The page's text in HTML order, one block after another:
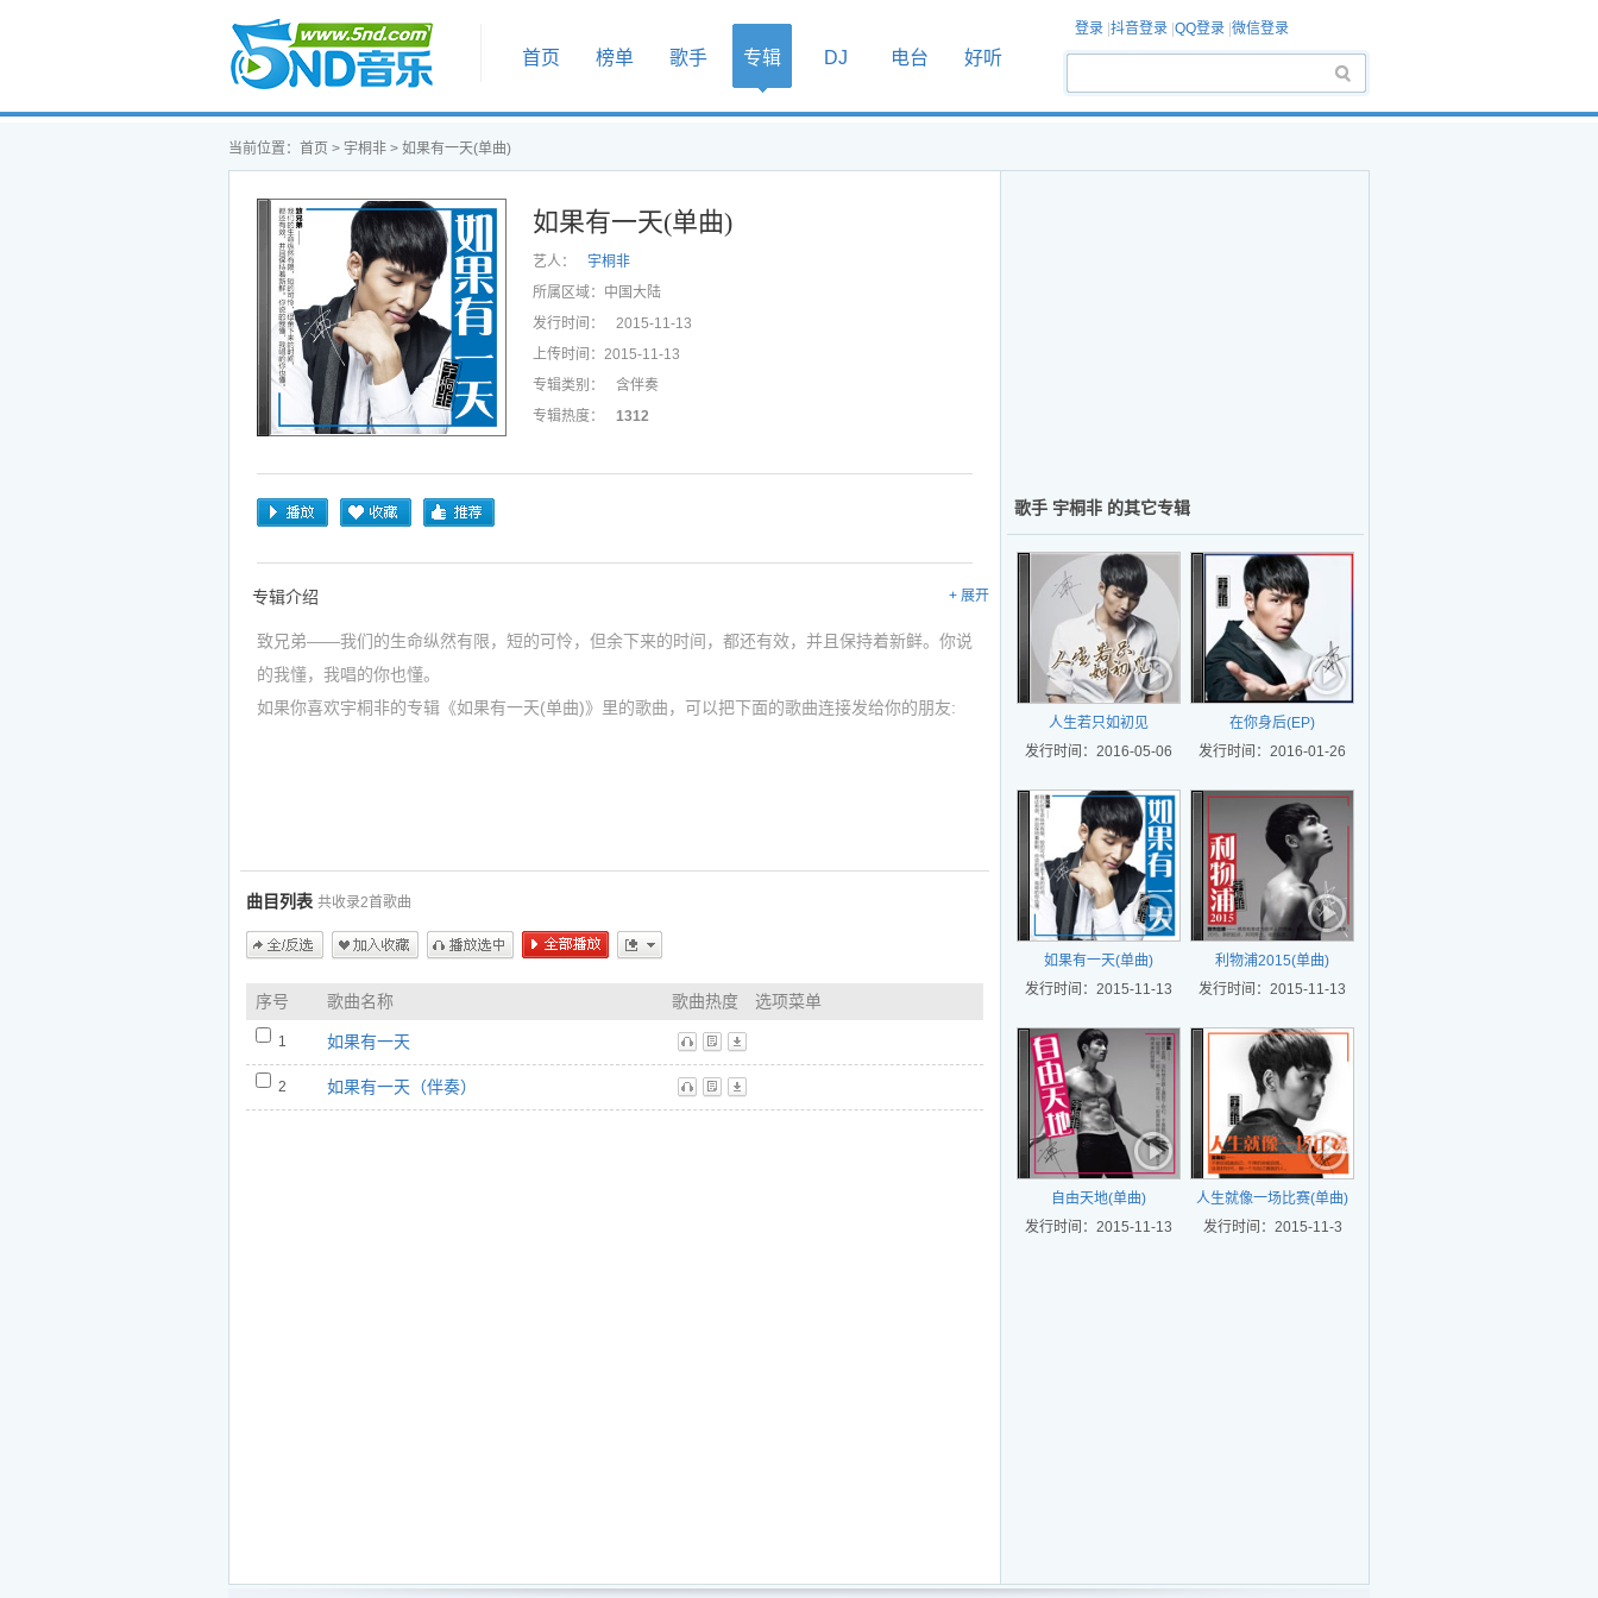
首页
首页 榜单 歌手 专辑 DJ 电台 好听
登录 抖音登录 QQ登录 微信登录
当前位置： 首页 > 宇桐非 > 如果有一天(单曲)
如果有一天(单曲)
艺人：
宇桐非
所属区域： 中国大陆
发行时间：
2015-11-13
上传时间： 2015-11-13
专辑类别：
含伴奏
专辑热度：
1312
专辑介绍 + 展开
致兄弟——我们的生命纵然有限，短的可怜，但余下来的时间，都还有效，并且保持着新鲜。你说
的我懂，我唱的你也懂。
如果你喜欢宇桐非的专辑《如果有一天(单曲)》里的歌曲，可以把下面的歌曲连接发给你的朋友:
曲目列表 共收录2首歌曲
序号 歌曲名称 歌曲热度 选项菜单
1 如果有一天
听 歌
下
2
如果有一天（伴奏）
听 歌 下
歌手 宇桐非 的其它专辑
人生若只如初见
发行时间：2016-05-06
在你身后(EP)
发行时间：2016-01-26
如果有一天(单曲)
发行时间：2015-11-13
利物浦2015(单曲)
发行时间：2015-11-13
自由天地(单曲)
发行时间：2015-11-13
人生就像一场比赛(单曲)
发行时间：2015-11-3